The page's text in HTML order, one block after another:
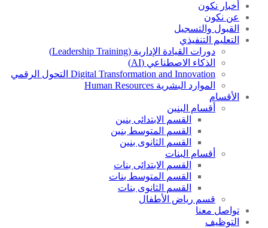
أخبار نكون
عن نكون
القبول والتسجيل
التعليم التنفيذي
دورات القيادة الإدارية (Leadership Training)
الذكاء الاصطناعي (AI)
Digital Transformation and Innovation التحول الرقمي
الموارد البشرية Human Resources
الأقسام
أقسام البنين
القسم الابتدائى بنين
القسم المتوسط بنين
القسم الثانوى بنين
أقسام البنات
القسم الابتدائى بنات
القسم المتوسط بنات
القسم الثانوى بنات
قسم رياض الأطفال
تواصل معنا
التوظيف